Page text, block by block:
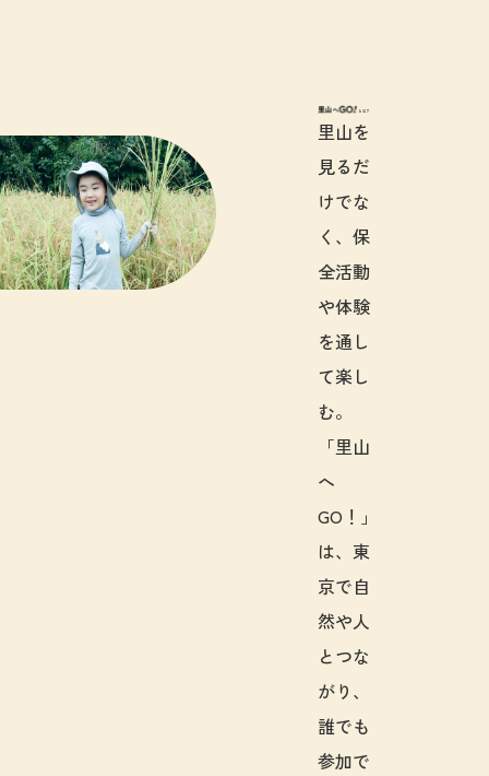
里山へGO!と
里山を
見るだ
けでな
く、保
全活動
や体験
を通し
て楽し
む。
「里山
へ
GO！」
は、東
京で自
然や人
とつな
がり、
誰でも
参加で